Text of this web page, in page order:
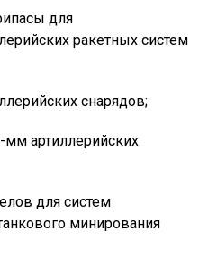
для
ракетных систем
снарядов;
артиллерийских
для систем
минирования